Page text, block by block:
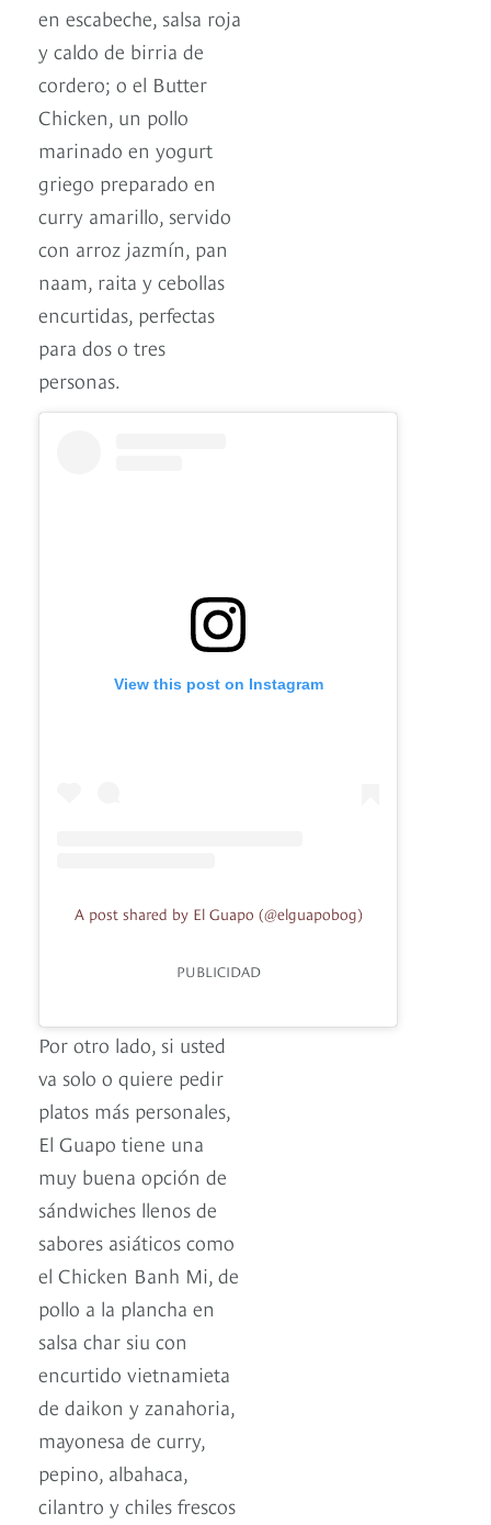
en escabeche, salsa roja
y caldo de birria de
cordero; o el Butter
Chicken, un pollo
marinado en yogurt
griego preparado en
curry amarillo, servido
con arroz jazmín, pan
naam, raita y cebollas
encurtidas, perfectas
para dos o tres
personas.
View this post on Instagram
A post shared by El Guapo (@elguapobog)
PUBLICIDAD
Por otro lado, si usted
va solo o quiere pedir
platos más personales,
El Guapo tiene una
muy buena opción de
sándwiches llenos de
sabores asiáticos como
el Chicken Banh Mi, de
pollo a la plancha en
salsa char siu con
encurtido vietnamieta
de daikon y zanahoria,
mayonesa de curry,
pepino, albahaca,
cilantro y chiles frescos